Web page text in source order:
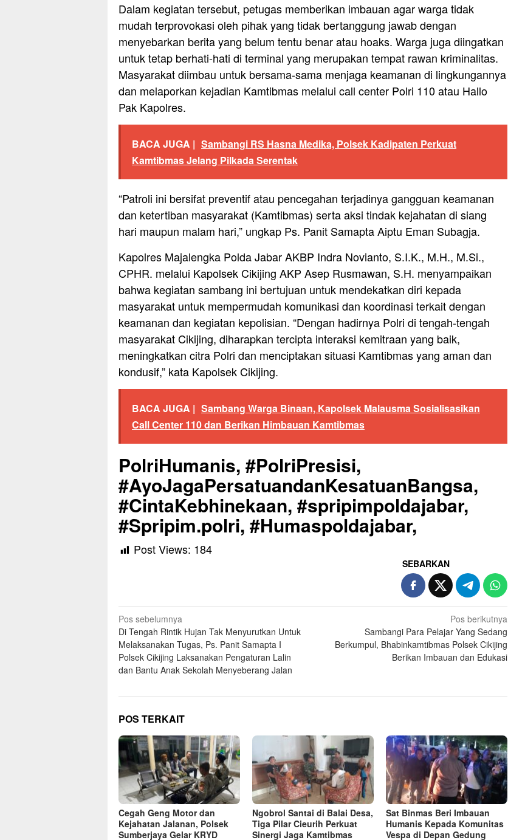
Dalam kegiatan tersebut, petugas memberikan imbauan agar warga tidak
mudah terprovokasi oleh pihak yang tidak bertanggung jawab dengan
menyebarkan berita yang belum tentu benar atau hoaks. Warga juga diingatkan
untuk tetap berhati-hati di terminal yang merupakan tempat rawan kriminalitas.
Masyarakat diimbau untuk bersama-sama menjaga keamanan di lingkungannya
dan melaporkan kejadian Kamtibmas melalui call center Polri 110 atau Hallo
Pak Kapolres.
BACA JUGA | Sambangi RS Hasna Medika, Polsek Kadipaten Perkuat
Kamtibmas Jelang Pilkada Serentak
“Patroli ini bersifat preventif atau pencegahan terjadinya gangguan keamanan
dan ketertiban masyarakat (Kamtibmas) serta aksi tindak kejahatan di siang
hari maupun malam hari,” ungkap Ps. Panit Samapta Aiptu Eman Subagja.
Kapolres Majalengka Polda Jabar AKBP Indra Novianto, S.I.K., M.H., M.Si.,
CPHR. melalui Kapolsek Cikijing AKP Asep Rusmawan, S.H. menyampaikan
bahwa kegiatan sambang ini bertujuan untuk mendekatkan diri kepada
masyarakat untuk mempermudah komunikasi dan koordinasi terkait dengan
keamanan dan kegiatan kepolisian. “Dengan hadirnya Polri di tengah-tengah
masyarakat Cikijing, diharapkan tercipta interaksi kemitraan yang baik,
meningkatkan citra Polri dan menciptakan situasi Kamtibmas yang aman dan
kondusif,” kata Kapolsek Cikijing.
BACA JUGA | Sambang Warga Binaan, Kapolsek Malausma Sosialisasikan
Call Center 110 dan Berikan Himbauan Kamtibmas
PolriHumanis, #PolriPresisi,
#AyoJagaPersatuandanKesatuanBangsa,
#CintaKebhinekaan, #spripimpoldajabar,
#Spripim.polri, #Humaspoldajabar,
Post Views: 184
SEBARKAN
Navigasi
pos
Pos sebelumnya
Di Tengah Rintik Hujan Tak Menyurutkan Untuk
Melaksanakan Tugas, Ps. Panit Samapta I
Polsek Cikijing Laksanakan Pengaturan Lalin
dan Bantu Anak Sekolah Menyeberang Jalan
Pos berikutnya
Sambangi Para Pelajar Yang Sedang
Berkumpul, Bhabinkamtibmas Polsek Cikijing
Berikan Imbauan dan Edukasi
POS TERKAIT
Cegah Geng Motor dan
Kejahatan Jalanan, Polsek
Sumberjaya Gelar KRYD
Ngobrol Santai di Balai Desa,
Tiga Pilar Cieurih Perkuat
Sinergi Jaga Kamtibmas
Sat Binmas Beri Imbauan
Humanis Kepada Komunitas
Vespa di Depan Gedung